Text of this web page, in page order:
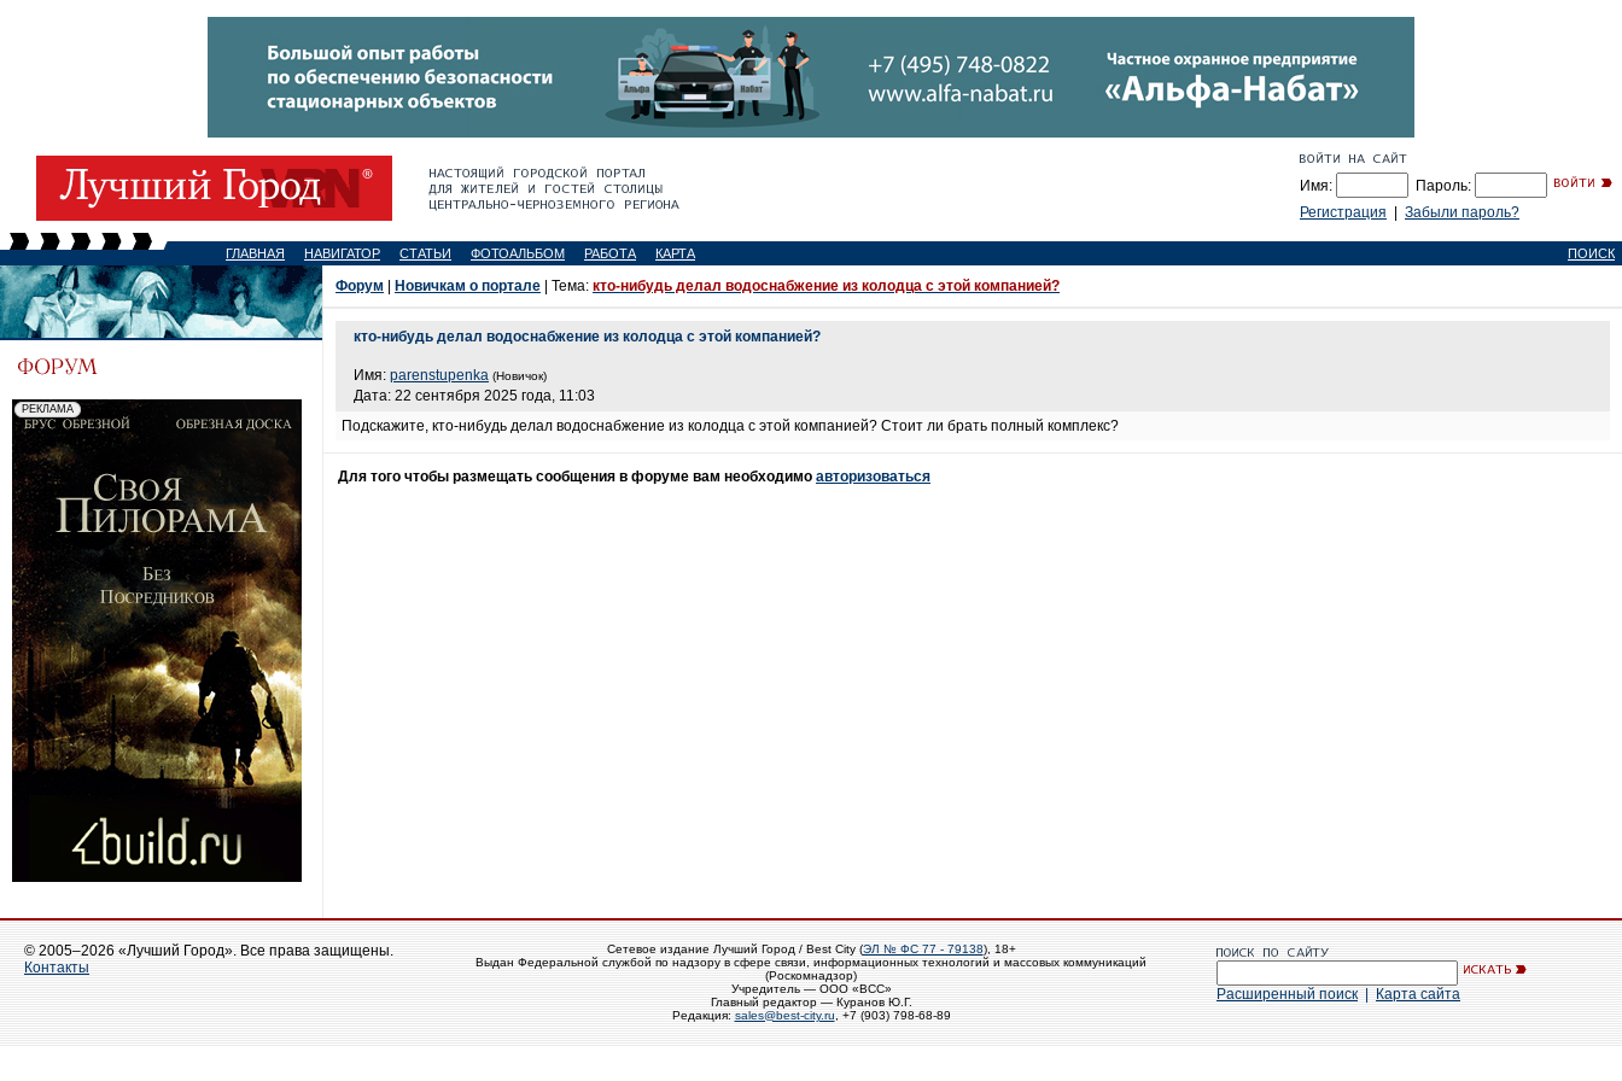
Имя:
Пароль:
Регистрация
Забыли пароль?
ГЛАВНАЯ НАВИГАТОР СТАТЬИ ФОТОАЛЬБОМ РАБОТА КАРТА ПОИСК
Форум Новичкам о портале | Тема: кто-нибудь делал водоснабжение из колодца с этой компанией?
кто-нибудь делал водоснабжение из колодца с этой компанией?
Имя: parenstupenka (Новичок)
Дата: 22 сентября 2025 года, 11:03
Подскажите, кто-нибудь делал водоснабжение из колодца с этой компанией? Стоит ли брать полный комплекс?
Для того чтобы размещать сообщения в форуме вам необходимо авторизоваться
© 2005–2026 «Лучший Город». Все права защищены.
Контакты
Сетевое издание Лучший Город / Best City (ЭЛ № ФС 77 - 79138), 18+
Выдан Федеральной службой по надзору в сфере связи, информационных технологий и массовых коммуникаций
(Роскомнадзор)
Учредитель — ООО «ВСС»
Главный редактор — Куранов Ю.Г.
Редакция: sales@best-city.ru , +7 (903) 798-68-89
Расширенный поиск Карта сайта